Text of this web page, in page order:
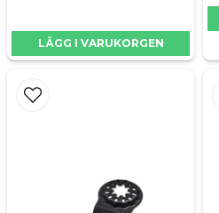
LÄGG I VARUKORGEN